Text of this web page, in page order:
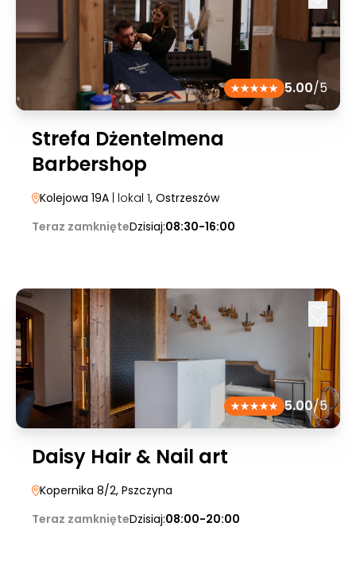
5.00/5
Strefa Dżentelmena
Barbershop
Kolejowa 19A | lokal 1, Ostrzeszów
Teraz zamknięteDzisiaj:08:30-16:00
5.00/5
Daisy Hair & Nail art
Kopernika 8/2, Pszczyna
Teraz zamknięteDzisiaj:08:00-20:00